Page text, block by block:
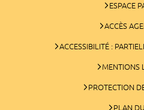
ESPACE
ACCÈS
ACCESSIBILITÉ :
MENTIONS
PROTECTION
PLAN